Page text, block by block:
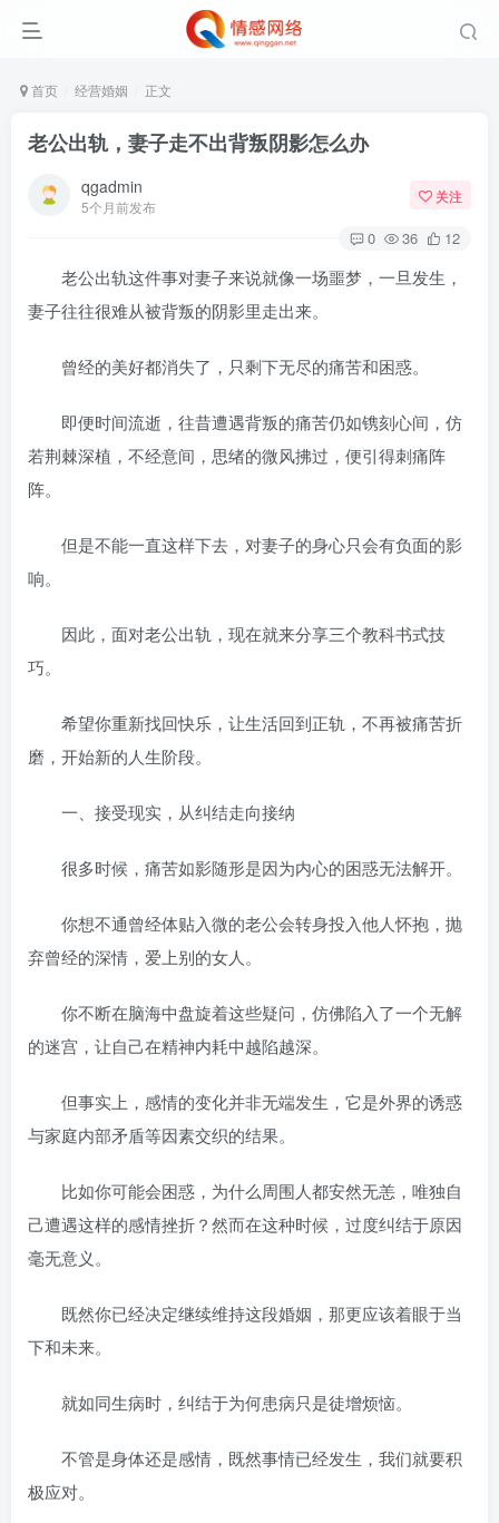
首页 经营婚姻 正文
老公出轨，妻子走不出背叛阴影怎么办
qgadmin
5个月前发布
关注
0 36 12
老公出轨这件事对妻子来说就像一场噩梦，一旦发生，
妻子往往很难从被背叛的阴影里走出来。
曾经的美好都消失了，只剩下无尽的痛苦和困惑。
即便时间流逝，往昔遭遇背叛的痛苦仍如镌刻心间，仿
若荆棘深植，不经意间，思绪的微风拂过，便引得刺痛阵
阵。
但是不能一直这样下去，对妻子的身心只会有负面的影
响。
因此，面对老公出轨，现在就来分享三个教科书式技
巧。
希望你重新找回快乐，让生活回到正轨，不再被痛苦折
磨，开始新的人生阶段。
一、接受现实，从纠结走向接纳
很多时候，痛苦如影随形是因为内心的困惑无法解开。
你想不通曾经体贴入微的老公会转身投入他人怀抱，抛
弃曾经的深情，爱上别的女人。
你不断在脑海中盘旋着这些疑问，仿佛陷入了一个无解
的迷宫，让自己在精神内耗中越陷越深。
但事实上，感情的变化并非无端发生，它是外界的诱惑
与家庭内部矛盾等因素交织的结果。
比如你可能会困惑，为什么周围人都安然无恙，唯独自
己遭遇这样的感情挫折？然而在这种时候，过度纠结于原因
毫无意义。
既然你已经决定继续维持这段婚姻，那更应该着眼于当
下和未来。
就如同生病时，纠结于为何患病只是徒增烦恼。
不管是身体还是感情，既然事情已经发生，我们就要积
极应对。